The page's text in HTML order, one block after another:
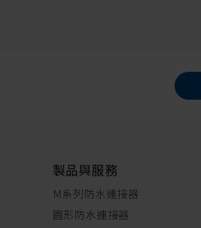
製品與服務
M系列防水連接器
圓形防水連接器